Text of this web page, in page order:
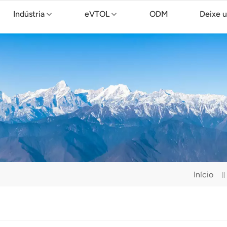
Indústria eVTOL ODM Deixe
Início